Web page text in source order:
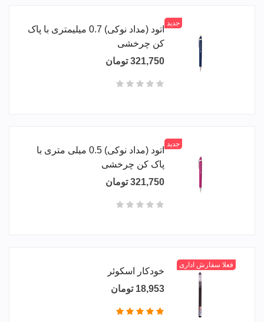
جدید
اتود (مداد نوکی) 0.7 میلیمتری با پاک
کن چرخشی
321,750 تومان
جدید
اتود (مداد نوکی) 0.5 میلی متری با
پاک کن چرخشی
321,750 تومان
فعلا سفارش اداری
خودکار اسکوئر
18,953 تومان